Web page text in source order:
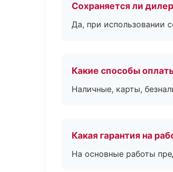
Сохраняется ли
Да, при использовании
Какие способы
Наличные, карты,
Какая гарантия на
На основные работы